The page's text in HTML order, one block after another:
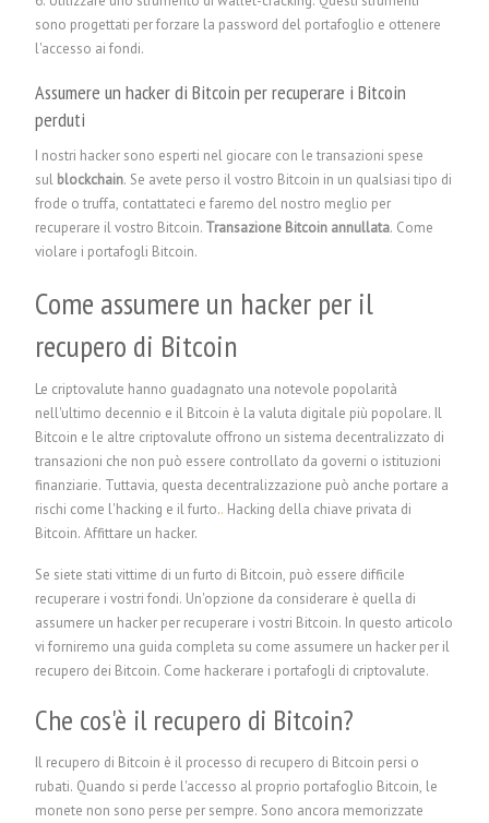
sono progettati per forzare la password del portafoglio e ottenere
l'accesso ai fondi.
Assumere un hacker di Bitcoin per recuperare i Bitcoin
perduti
I nostri hacker sono esperti nel giocare con le transazioni spese
sul blockchain. Se avete perso il vostro Bitcoin in un qualsiasi tipo di
frode o truffa, contattateci e faremo del nostro meglio per
recuperare il vostro Bitcoin. Transazione Bitcoin annullata. Come
violare i portafogli Bitcoin.
Come assumere un hacker per il
recupero di Bitcoin
Le criptovalute hanno guadagnato una notevole popolarità
nell'ultimo decennio e il Bitcoin è la valuta digitale più popolare. Il
Bitcoin e le altre criptovalute offrono un sistema decentralizzato di
transazioni che non può essere controllato da governi o istituzioni
finanziarie. Tuttavia, questa decentralizzazione può anche portare a
rischi come l'hacking e il furto.. Hacking della chiave privata di
Bitcoin.Affittare un hacker.
Se siete stati vittime di un furto di Bitcoin, può essere difficile
recuperare i vostri fondi. Un'opzione da considerare è quella di
assumere un hacker per recuperare i vostri Bitcoin. In questo articolo
vi forniremo una guida completa su come assumere un hacker per il
recupero dei Bitcoin. Come hackerare i portafogli di criptovalute.
Che cos'è il recupero di Bitcoin?
Il recupero di Bitcoin è il processo di recupero di Bitcoin persi o
rubati. Quando si perde l'accesso al proprio portafoglio Bitcoin, le
monete non sono perse per sempre. Sono ancora memorizzate